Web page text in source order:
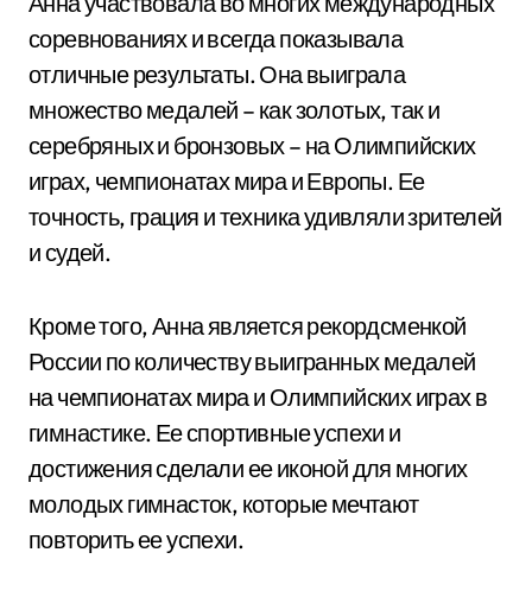
соревнованиях и всегда показывала
отличные результаты. Она выиграла
множество медалей – как золотых, так и
серебряных и бронзовых – на Олимпийских
играх, чемпионатах мира и Европы. Ее
точность, грация и техника удивляли зрителей
и судей.
Кроме того, Анна является рекордсменкой
России по количеству выигранных медалей
на чемпионатах мира и Олимпийских играх в
гимнастике. Ее спортивные успехи и
достижения сделали ее иконой для многих
молодых гимнасток, которые мечтают
повторить ее успехи.